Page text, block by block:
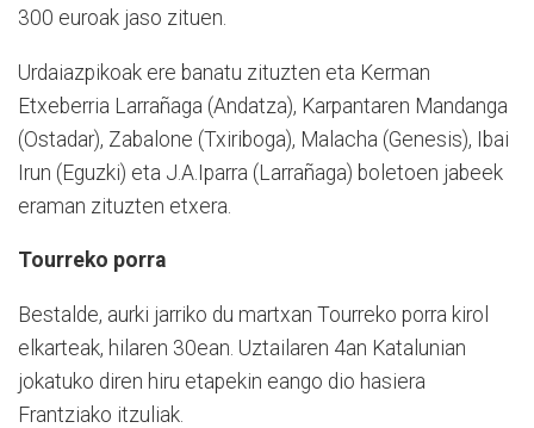
300 euroak jaso zituen.
Urdaiazpikoak ere banatu zituzten eta Kerman
Etxeberria Larrañaga (Andatza), Karpantaren Mandanga
(Ostadar), Zabalone (Txiriboga), Malacha (Genesis), Ibai
Irun (Eguzki) eta J.A.Iparra (Larrañaga) boletoen jabeek
eraman zituzten etxera.
Tourreko porra
Bestalde, aurki jarriko du martxan Tourreko porra kirol
elkarteak, hilaren 30ean. Uztailaren 4an Katalunian
jokatuko diren hiru etapekin eango dio hasiera
Frantziako itzuliak.